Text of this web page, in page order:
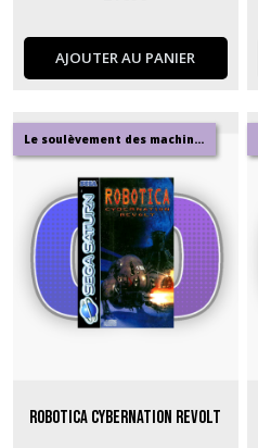
AJOUTER AU PANIER
Le soulèvement des machines
Robotica Cybernation Revolt